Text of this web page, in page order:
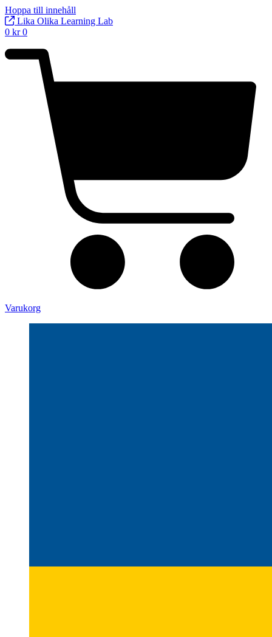
Hoppa till innehåll
Lika Olika Learning Lab
0 kr 0
Varukorg